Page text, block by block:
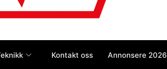
Kontakt oss Annonsere 2026